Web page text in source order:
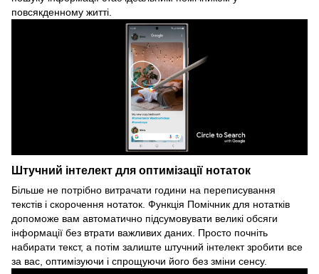
повсякденному житті.
Штучний інтелект для оптимізації нотаток
Більше не потрібно витрачати години на переписування
текстів і скорочення нотаток. Функція Помічник для нотатків
допоможе вам автоматично підсумовувати великі обсяги
інформації без втрати важливих даних. Просто почніть
набирати текст, а потім залиште штучний інтелект зробити все
за вас, оптимізуючи і спрощуючи його без зміни сенсу.